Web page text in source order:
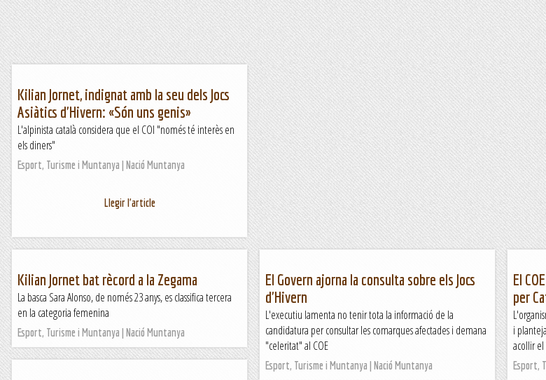
Kilian Jornet, indignat amb la seu dels Jocs
Asiàtics d'Hivern: «Són uns genis»
L'alpinista català considera que el COI "només té interès en
els diners"
Esport, Turisme i Muntanya | Nació Muntanya
Llegir l'article
Kilian Jornet bat rècord a la Zegama
La basca Sara Alonso, de només 23 anys, es classifica tercera
en la categoria femenina
Esport, Turisme i Muntanya | Nació Muntanya
El Govern ajorna la consulta sobre els Jocs
d'Hivern
L'executiu lamenta no tenir tota la informació de la
candidatura per consultar les comarques afectades i demana
"celeritat" al COE
Esport, Turisme i Muntanya | Nació Muntanya
El
per
i
acollir
Esport,